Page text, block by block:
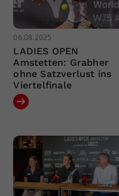
06.08.2025
LADIES OPEN
Amstetten: Grabher
ohne Satzverlust ins
Viertelfinale